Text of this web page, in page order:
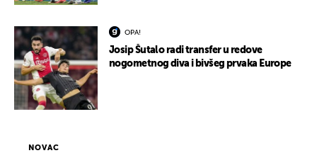
OPA!
Josip Šutalo radi transfer u redove
nogometnog diva i bivšeg prvaka Europe
NOVAC